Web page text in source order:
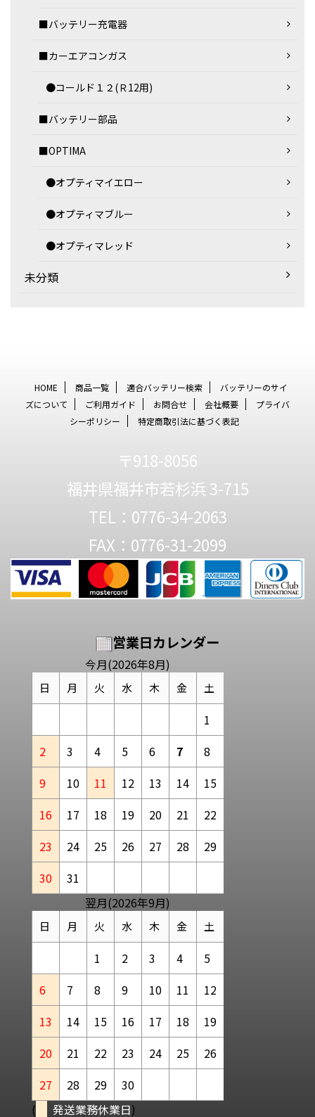
■バッテリー充電器
■カーエアコンガス
●コールド１２(Ｒ12用)
■バッテリー部品
■OPTIMA
●オプティマイエロー
●オプティマブルー
●オプティマレッド
未分類
HOME 商品一覧 適合バッテリー検索
バッテリーのサイ
ズについて
ご利用ガイド お問合せ 会社概要
プライバ
シーポリシー
特定商取引法に基づく表記
〒918-8056
福井県福井市若杉浜 3-715
TEL：0776-34-2063
FAX：0776-31-2099
営業日カレンダー
今月(2026年8月)
日 月 火 水 木 金 土
1
2
3 4 5 6 7
8
9
10 11 12 13 14
15
16
17 18 19 20 21
22
23
24 25 26 27 28
29
30
31
翌月(2026年9月)
日 月 火 水 木 金 土
1 2 3 4
5
6
7 8 9 10 11
12
13
14 15 16 17 18
19
20
21 22 23 24 25
26
27
28 29
30
(
発送業務休業日)